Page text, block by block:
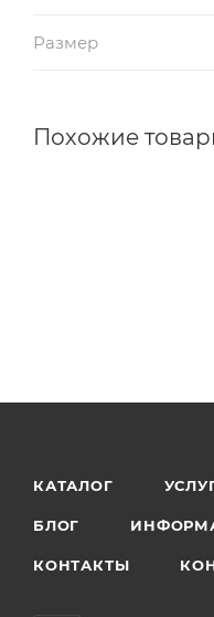
Размер
Похожие
КАТАЛОГ
БЛОГ
КОНТАКТЫ